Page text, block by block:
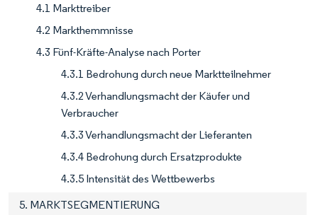
4.1 Markttreiber
4.2 Markthemmnisse
4.3 Fünf-Kräfte-Analyse nach Porter
4.3.1 Bedrohung durch neue Marktteilnehmer
4.3.2 Verhandlungsmacht der Käufer und
Verbraucher
4.3.3 Verhandlungsmacht der Lieferanten
4.3.4 Bedrohung durch Ersatzprodukte
4.3.5 Intensität des Wettbewerbs
5. MARKTSEGMENTIERUNG